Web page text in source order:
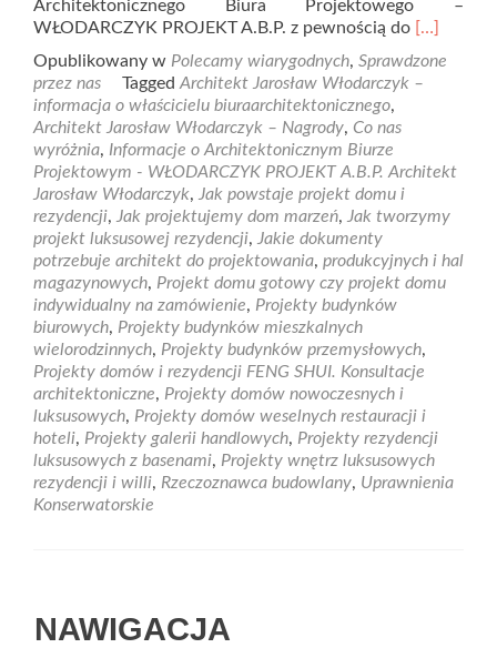
Architektonicznego Biura Projektowego –
WŁODARCZYK PROJEKT A.B.P. z pewnością do Read
about
[…]
Opublikowany w Polecamy wiarygodnych, Sprawdzone
przez nas
Tagged Architekt Jarosław Włodarczyk –
informacja o właścicielu biuraarchitektonicznego,
Architekt Jarosław Włodarczyk – Nagrody, Co nas
wyróżnia, Informacje o Architektonicznym Biurze
Projektowym - WŁODARCZYK PROJEKT A.B.P. Architekt
Jarosław Włodarczyk, Jak powstaje projekt domu i
rezydencji, Jak projektujemy dom marzeń, Jak tworzymy
projekt luksusowej rezydencji, Jakie dokumenty
potrzebuje architekt do projektowania, produkcyjnych i hal
magazynowych, Projekt domu gotowy czy projekt domu
indywidualny na zamówienie, Projekty budynków
biurowych, Projekty budynków mieszkalnych
wielorodzinnych, Projekty budynków przemysłowych,
Projekty domów i rezydencji FENG SHUI. Konsultacje
architektoniczne, Projekty domów nowoczesnych i
luksusowych, Projekty domów weselnych restauracji i
hoteli, Projekty galerii handlowych, Projekty rezydencji
luksusowych z basenami, Projekty wnętrz luksusowych
rezydencji i willi, Rzeczoznawca budowlany, Uprawnienia
Konserwatorskie
NAWIGACJA